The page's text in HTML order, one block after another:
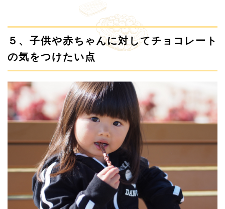
５、子供や赤ちゃんに対してチョコレート
の気をつけたい点